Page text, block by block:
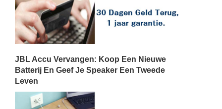
JBL Accu Vervangen: Koop Een Nieuwe
Batterij En Geef Je Speaker Een Tweede
Leven